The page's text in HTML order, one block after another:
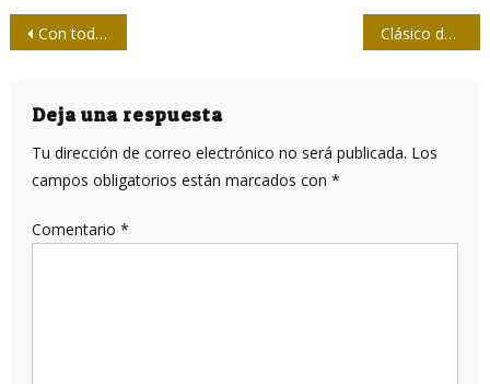
Navegación
entradas
Con todo y tener el Pulitzer “ha perdido sus papeles” Clásico del Sóftbol de la Prensa se jugará el domingo
Deja una respuesta
Tu dirección de correo electrónico no será publicada. Los
campos obligatorios están marcados con *
Comentario *